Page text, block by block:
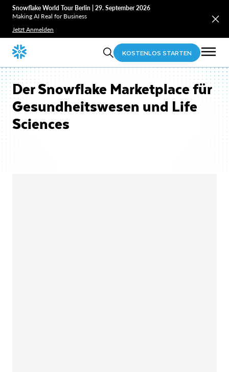
Snowflake World Tour Berlin | 29. September 2026
Making AI Real for Business
Jetzt Anmelden
KOSTENLOS STARTEN
Der Snowflake Marketplace für
Gesundheitswesen und Life
Sciences